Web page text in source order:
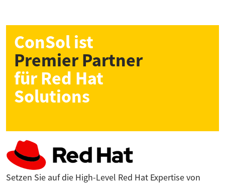
ConSol ist
Premier Partner
für Red Hat
Solutions
Setzen Sie auf die High-Level Red Hat Expertise von